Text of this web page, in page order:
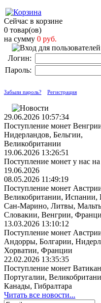
Сейчас в корзине
0 товар(ов)
на сумму 0 руб.
Логин:
Пароль:
Забыли пароль? Регистрация
29.06.2026 10:57:34
Поступление монет
Нидерландов, Бельгии,
Великобритании
19.06.2026 13:26:51
Поступление монет у нас на
19.06.2026
08.05.2026 11:49:19
Поступление монет
Великобритании, Испании,
Сан-Марино, Литвы,
Словакии, Венгрии,
13.03.2026 13:10:12
Поступление монет
Андорры, Болгарии,
Хорватии, Франции
22.02.2026 13:35:35
Поступление монет
Португалии,
Канады, Гибралтара
Читать все новости...